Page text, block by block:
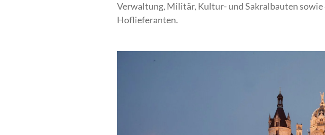
Verwaltung, Militär, Kultur- und Sakralbauten
Hoflieferanten.